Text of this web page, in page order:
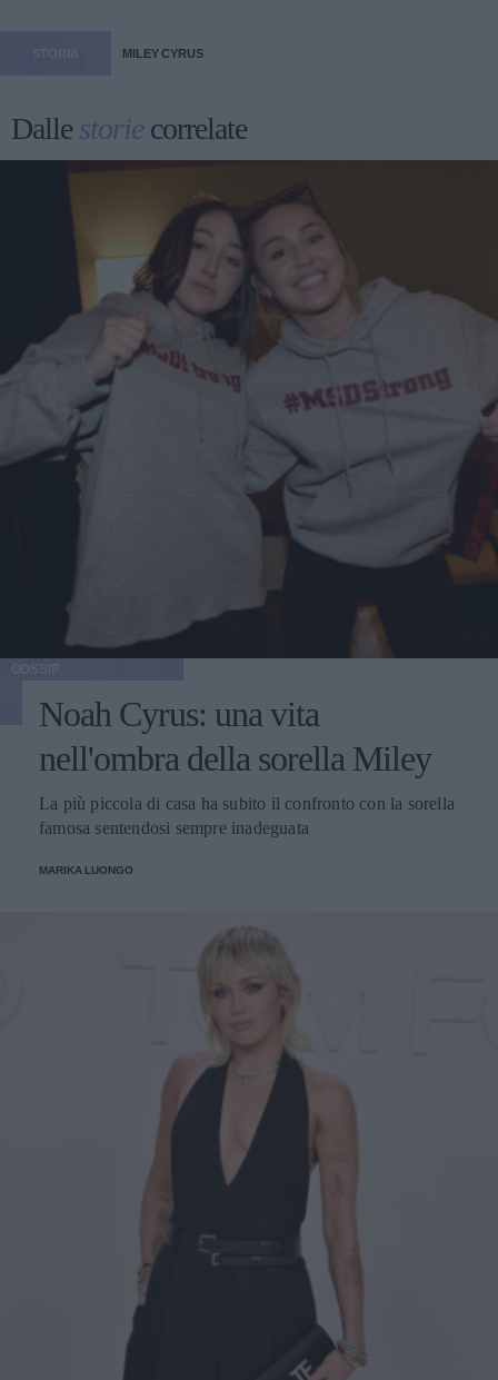
MILEY CYRUS
Dallestorie correlate
Noah Cyrus: una vita
nell'ombra della sorella Miley
La più piccola di casa ha subito il confronto con la sorella
famosa sentendosi sempre inadeguata
MARIKA LUONGO